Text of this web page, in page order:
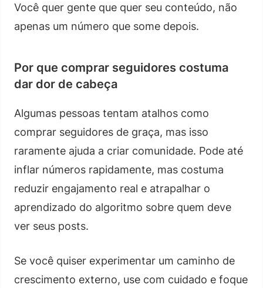
Você quer gente que quer seu conteúdo, não
apenas um número que some depois.
Por que comprar seguidores costuma
dar dor de cabeça
Algumas pessoas tentam atalhos como
comprar seguidores de graça, mas isso
raramente ajuda a criar comunidade. Pode até
inflar números rapidamente, mas costuma
reduzir engajamento real e atrapalhar o
aprendizado do algoritmo sobre quem deve
ver seus posts.
Se você quiser experimentar um caminho de
crescimento externo, use com cuidado e foque